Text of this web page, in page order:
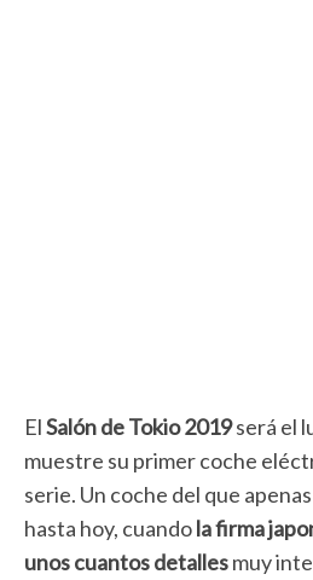
ElSalón de Tokio 2019será el
muestre su primer coche
serie. Un coche del que
hasta hoy, cuandola firma
unos cuantos detallesmuy